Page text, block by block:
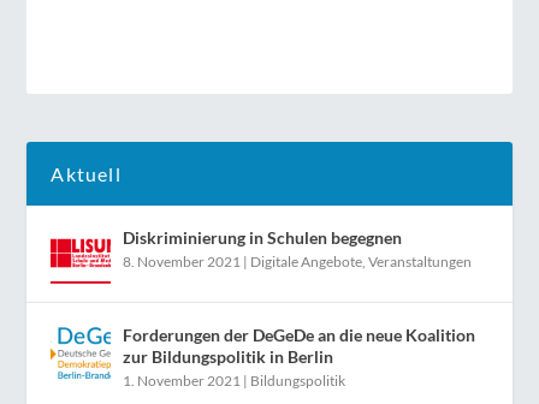
Aktuell
Diskriminierung in Schulen begegnen
8. November 2021 | Digitale Angebote ,Veranstaltungen
Forderungen der DeGeDe an die neue Koalition
zur Bildungspolitik in Berlin
1. November 2021 | Bildungspolitik